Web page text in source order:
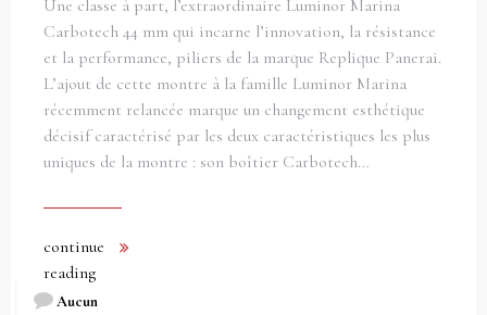
Une classe à part, l’extraordinaire Luminor Marina
Carbotech 44 mm qui incarne l’innovation, la résistance
et la performance, piliers de la marque Replique Panerai.
L’ajout de cette montre à la famille Luminor Marina
récemment relancée marque un changement esthétique
décisif caractérisé par les deux caractéristiques les plus
uniques de la montre : son boîtier Carbotech…
continue
reading
Aucun